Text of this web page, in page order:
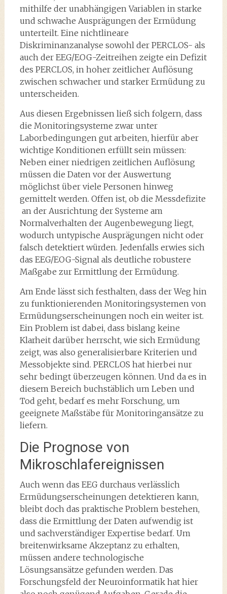
mithilfe der unabhängigen Variablen in starke
und schwache Ausprägungen der Ermüdung
unterteilt. Eine nichtlineare
Diskriminanzanalyse sowohl der PERCLOS- als
auch der EEG/EOG-Zeitreihen zeigte ein Defizit
des PERCLOS, in hoher zeitlicher Auflösung
zwischen schwacher und starker Ermüdung zu
unterscheiden.
Aus diesen Ergebnissen ließ sich folgern, dass
die Monitoringsysteme zwar unter
Laborbedingungen gut arbeiten, hierfür aber
wichtige Konditionen erfüllt sein müssen:
Neben einer niedrigen zeitlichen Auflösung
müssen die Daten vor der Auswertung
möglichst über viele Personen hinweg
gemittelt werden. Offen ist, ob die Messdefizite
an der Ausrichtung der Systeme am
Normalverhalten der Augenbewegung liegt,
wodurch untypische Ausprägungen nicht oder
falsch detektiert würden. Jedenfalls erwies sich
das EEG/EOG-Signal als deutliche robustere
Maßgabe zur Ermittlung der Ermüdung.
Am Ende lässt sich festhalten, dass der Weg hin
zu funktionierenden Monitoringsystemen von
Ermüdungserscheinungen noch ein weiter ist.
Ein Problem ist dabei, dass bislang keine
Klarheit darüber herrscht, wie sich Ermüdung
zeigt, was also generalisierbare Kriterien und
Messobjekte sind. PERCLOS hat hierbei nur
sehr bedingt überzeugen können. Und da es in
diesem Bereich buchstäblich um Leben und
Tod geht, bedarf es mehr Forschung, um
geeignete Maßstäbe für Monitoringansätze zu
liefern.
Die Prognose von
Mikroschlafereignissen
Auch wenn das EEG durchaus verlässlich
Ermüdungserscheinungen detektieren kann,
bleibt doch das praktische Problem bestehen,
dass die Ermittlung der Daten aufwendig ist
und sachverständiger Expertise bedarf. Um
breitenwirksame Akzeptanz zu erhalten,
müssen andere technologische
Lösungsansätze gefunden werden. Das
Forschungsfeld der Neuroinformatik hat hier